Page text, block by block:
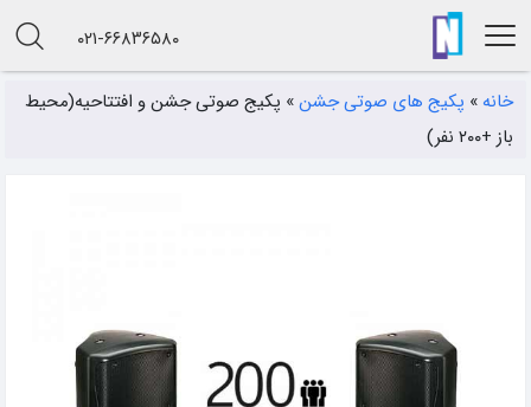
۰۲۱-۶۶۸۳۶۵۸۰
خانه » پکیج های صوتی جشن» پکیج صوتی جشن‌ و افتتاحیه(محیط‌
باز +۲۰۰ نفر)